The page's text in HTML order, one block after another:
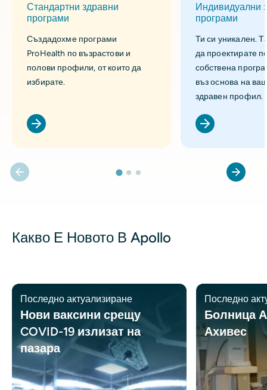
Стандартни здравни
програми
Създадохме програми
ProHealth по възрастови и
полови профили, от които да
избирате.
Индивидуални
програми
Ти си уникален.
да проектирате
собствена
въз основа на
здравен профил.
Какво Е Новото В Apollo
Последно актуализиране
Нови ваксини срещу
COVID-19 излизат на
пазара
Последно
Болница
Ахивес